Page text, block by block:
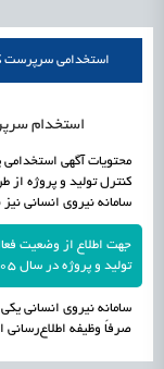
علمی
1405/05/18 اشتغال و کارآفرینی
استخدامی سرپرست
استخدام
محتویات آگهی
سامانه نیروی انسانی
جهت اطلاع از وضعیت
تولید و پروژه در سال 1405 به سامانه مراجعه نمایید.
سامانه نیروی انسانی
صرفاً وظیفه اطلاع‌رسانی